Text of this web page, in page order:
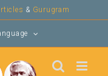
& Gurugram